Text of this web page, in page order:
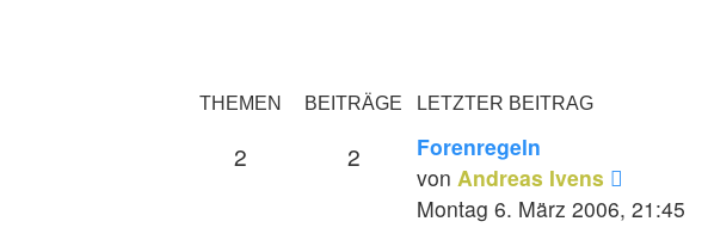
THEMEN BEITRÄGE LETZTER BEITRAG
2 2
Forenregeln
von Andreas Ivens
Beitrag
Montag 6. März 2006, 21:45